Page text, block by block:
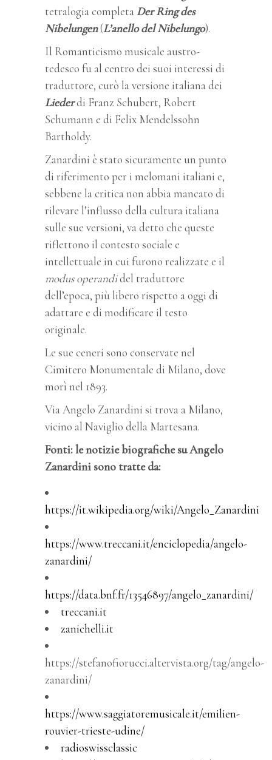
tetralogia completaDer Ring des
Nibelungen(L’anello del Nibelungo).
Il Romanticismo musicale austro-
tedesco fu al centro dei suoi interessi di
traduttore, curò la versione italiana dei
Liederdi Franz Schubert, Robert
Schumann e di Felix Mendelssohn
Bartholdy.
Zanardini è stato sicuramente un punto
di riferimento per i melomani italiani e,
sebbene la critica non abbia mancato di
rilevare l’influsso della cultura italiana
sulle sue versioni, va detto che queste
riflettono il contesto sociale e
intellettuale in cui furono realizzate e il
modus operandidel traduttore
dell’epoca, più libero rispetto a oggi di
adattare e di modificare il testo
originale.
Le sue ceneri sono conservate nel
Cimitero Monumentale di Milano, dove
morì nel 1893.
Via Angelo Zanardini si trova a Milano,
vicino al Naviglio della Martesana.
Fonti: le notizie biografiche su Angelo
Zanardini sono tratte da:
https://it.wikipedia.org/wiki/Angelo_Zanardini
https://www.treccani.it/enciclopedia/angelo-
zanardini/
https://data.bnf.fr/13546897/angelo_zanardini/
treccani.it
zanichelli.it
https://stefanofiorucci.altervista.org/tag/angelo-
zanardini/
https://www.saggiatoremusicale.it/emilien-
rouvier-trieste-udine/
radioswissclassic